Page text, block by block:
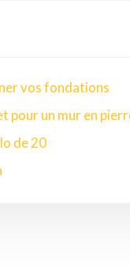
vos fondations
pour un mur en
de 20